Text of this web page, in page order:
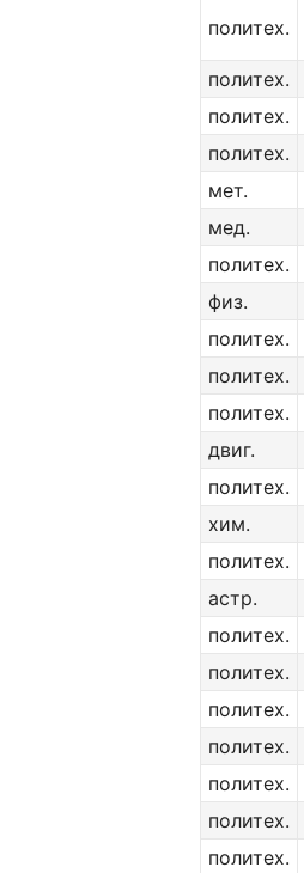
политех.
политех.
политех.
политех.
мет.
мед.
политех.
физ.
политех.
политех.
политех.
двиг.
политех.
хим.
политех.
астр.
политех.
политех.
политех.
политех.
политех.
политех.
политех.